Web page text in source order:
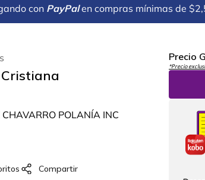
con PayPal en compras mínimas de
CHAVARRO POLANÍA INC
Precio
*Precio